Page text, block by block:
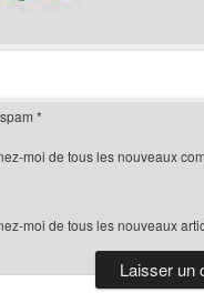
*
moi de tous les nouveaux
moi de tous les nouveaux